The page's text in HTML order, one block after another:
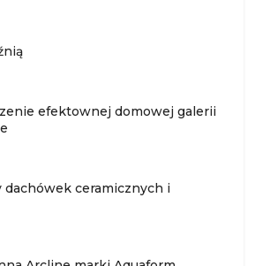
efektownej domowej galerii
dachówek ceramicznych i